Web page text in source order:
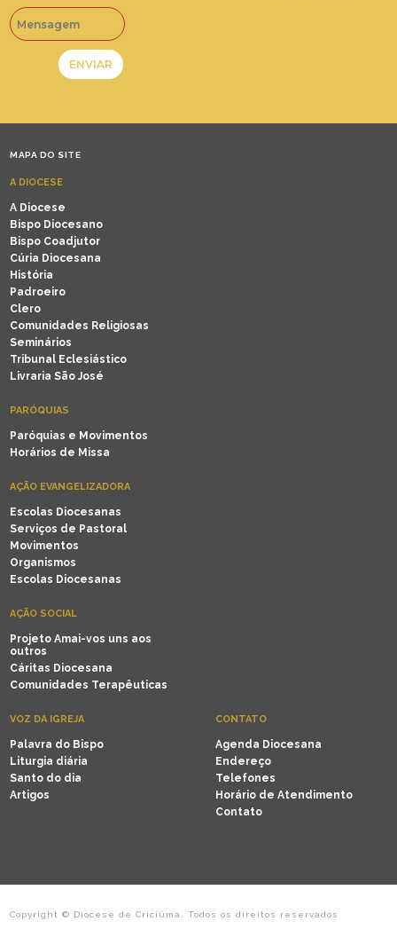
MAPA DO SITE
A DIOCESE
A Diocese
Bispo Diocesano
Bispo Coadjutor
Cúria Diocesana
História
Padroeiro
Clero
Comunidades Religiosas
Seminários
Tribunal Eclesiástico
Livraria São José
PARÓQUIAS
Paróquias e Movimentos
Horários de Missa
AÇÃO EVANGELIZADORA
Escolas Diocesanas
Serviços de Pastoral
Movimentos
Organismos
Escolas Diocesanas
AÇÃO SOCIAL
Projeto Amai-vos uns aos
outros
Cáritas Diocesana
Comunidades Terapêuticas
VOZ DA IGREJA
Palavra do Bispo
Liturgia diária
Santo do dia
Artigos
CONTATO
Agenda Diocesana
Endereço
Telefones
Horário de Atendimento
Contato
Copyright © Diocese de Criciúma. Todos os direitos reservados